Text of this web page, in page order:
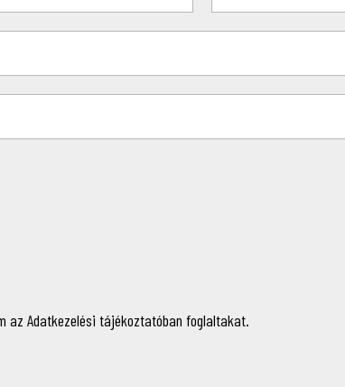
az Adatkezelési tájékoztatóban foglaltakat.